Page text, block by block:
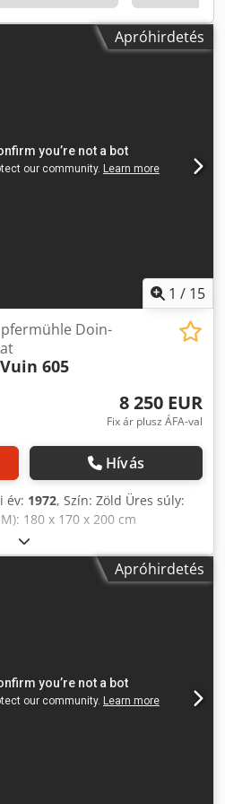
méretek: 3400 mm x 2100
- Szállítási súly [kg]: 6000 kg -
információk ÁFA: A
szerepel. ÁFA/Differenciális
vállalkozások számára. Szállítás
Apróhirdetés
1 / 15
Doin-
605
8 250 EUR
Fix ár plusz ÁFA-val
Hívás
év: 1972, Szín: Zöld Üres súly:
180 x 170 x 200 cm
Küpfermühle 600 Fareszelő
magasság: 190 mm Szögletes
késorsó: 11 kW Jobb oldali
függőleges orsó: 5,5 kW
mm (H x Sz x M), súly 3000
száma fareszelő orsónként: 4 -
2 - Magasságállítás
sebesség [m/perc]: 7 - Max.
Apróhirdetés